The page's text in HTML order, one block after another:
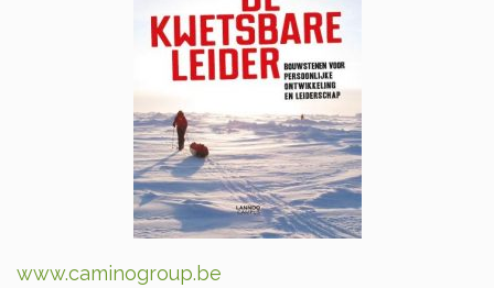
www.caminogroup.be